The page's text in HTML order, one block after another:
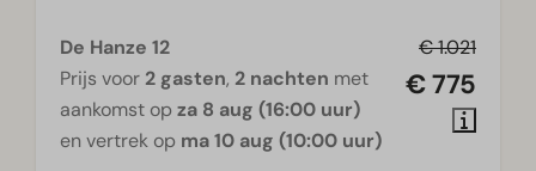
€ 1.021
€ 775
De Hanze 12
Prijs voor 2 gasten, 2 nachten met
aankomst op za 8 aug (16:00 uur)
en vertrek op ma 10 aug (10:00 uur)